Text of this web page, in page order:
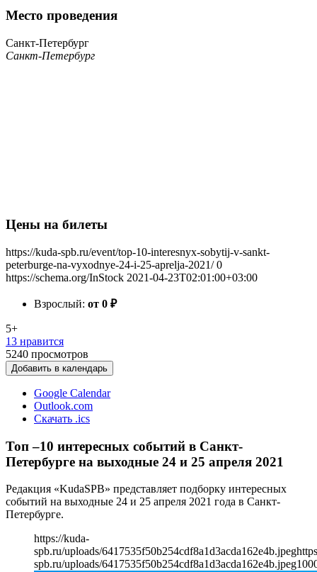
Место проведения
Санкт-Петербург
Санкт-Петербург
Цены на билеты
https://kuda-spb.ru/event/top-10-interesnyx-sobytij-v-sankt-
peterburge-na-vyxodnye-24-i-25-aprelja-2021/ 0
https://schema.org/InStock 2021-04-23T02:01:00+03:00
Взрослый: от 0 ₽
5+
13 нравится
5240 просмотров
Добавить в календарь
Google Calendar
Outlook.com
Скачать .ics
Топ –10 интересных событий в Санкт-
Петербурге на выходные 24 и 25 апреля 2021
Редакция «KudaSPB» представляет подборку интересных
событий на выходные 24 и 25 апреля 2021 года в Санкт-
Петербурге.
https://kuda-
spb.ru/uploads/6417535f50b254cdf8a1d3acda162e4b.jpeg
spb.ru/uploads/6417535f50b254cdf8a1d3acda162e4b.jpeg